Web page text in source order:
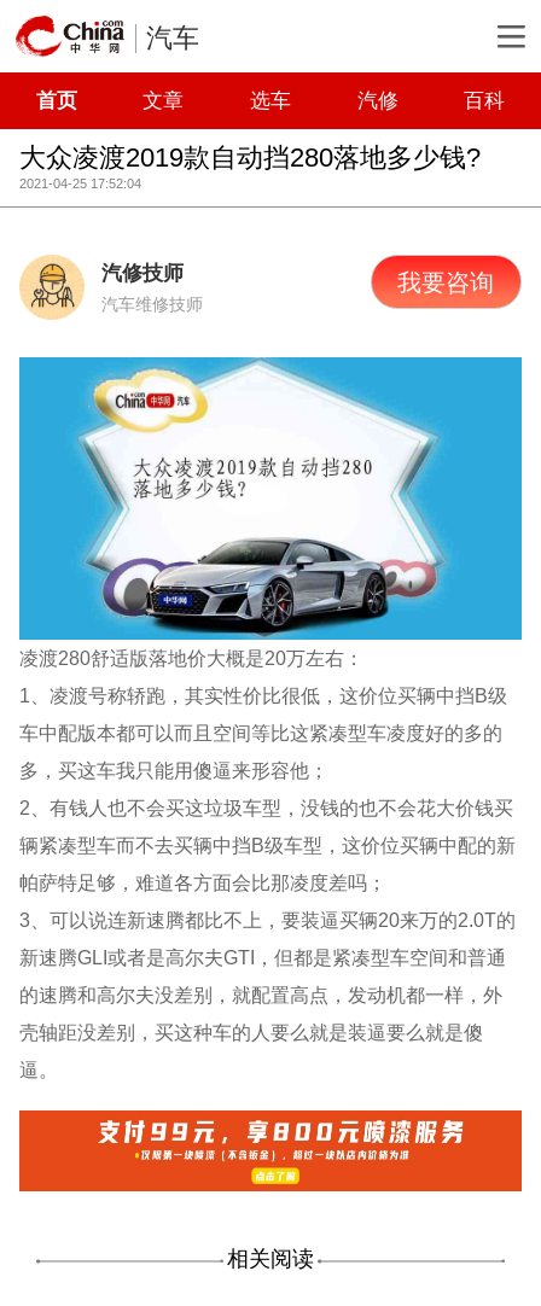
汽车
首页 文章 选车 汽修 百科
大众凌渡2019款自动挡280落地多少钱?
2021-04-25 17:52:04
汽修技师
汽车维修技师
我要咨询
凌渡280舒适版落地价大概是20万左右：
1、凌渡号称轿跑，其实性价比很低，这价位买辆中挡B级
车中配版本都可以而且空间等比这紧凑型车凌度好的多的
多，买这车我只能用傻逼来形容他；
2、有钱人也不会买这垃圾车型，没钱的也不会花大价钱买
辆紧凑型车而不去买辆中挡B级车型，这价位买辆中配的新
帕萨特足够，难道各方面会比那凌度差吗；
3、可以说连新速腾都比不上，要装逼买辆20来万的2.0T的
新速腾GLI或者是高尔夫GTI，但都是紧凑型车空间和普通
的速腾和高尔夫没差别，就配置高点，发动机都一样，外
壳轴距没差别，买这种车的人要么就是装逼要么就是傻
逼。
相关阅读